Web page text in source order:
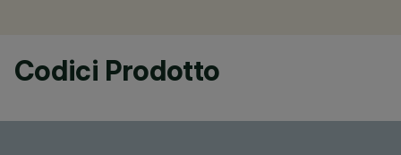
Codici Prodotto